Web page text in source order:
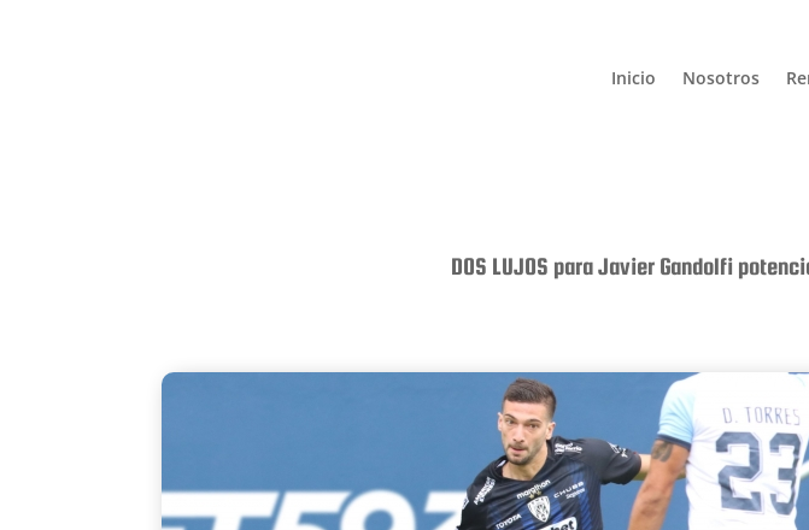
Inicio Nosotros
DOS LUJOS para Javier Gandolfi